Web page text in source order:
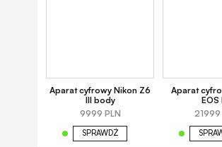
Aparat cyfrowy Nikon Z6
III body
9999 PLN
SPRAWDŹ
Aparat
EOS
21999